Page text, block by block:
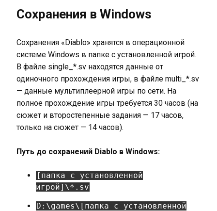
Сохранения в Windows
Сохранения «Diablo» хранятся в операционной
системе Windows в папке с установленной игрой.
В файле single_*.sv находятся данные от
одиночного прохождения игры, в файле multi_*.sv
— данные мультиплеерной игры по сети. На
полное прохождение игры требуется 30 часов (на
сюжет и второстепенные задания — 17 часов,
только на сюжет — 14 часов).
Путь до сохранений Diablo в Windows:
[папка с установленной
игрой]\*.sv
D:\games\[папка с установленной